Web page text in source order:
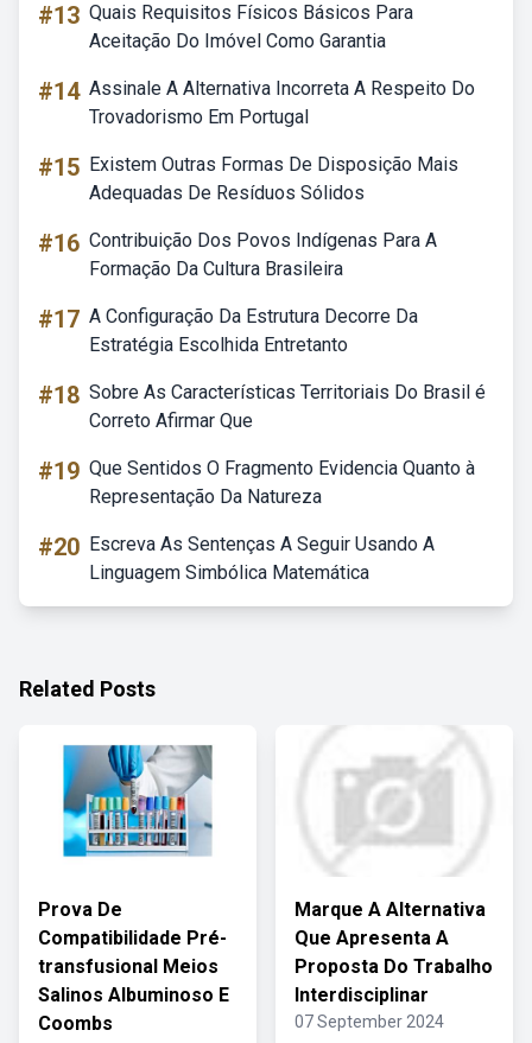
#13 Quais Requisitos Físicos Básicos Para
Aceitação Do Imóvel Como Garantia
#14 Assinale A Alternativa Incorreta A Respeito Do
Trovadorismo Em Portugal
#15 Existem Outras Formas De Disposição Mais
Adequadas De Resíduos Sólidos
#16 Contribuição Dos Povos Indígenas Para A
Formação Da Cultura Brasileira
#17 A Configuração Da Estrutura Decorre Da
Estratégia Escolhida Entretanto
#18 Sobre As Características Territoriais Do Brasil é
Correto Afirmar Que
#19 Que Sentidos O Fragmento Evidencia Quanto à
Representação Da Natureza
#20 Escreva As Sentenças A Seguir Usando A
Linguagem Simbólica Matemática
Related Posts
Prova De
Compatibilidade Pré-
transfusional Meios
Salinos Albuminoso E
Coombs
Marque A Alternativa
Que Apresenta A
Proposta Do Trabalho
Interdisciplinar
07 September 2024